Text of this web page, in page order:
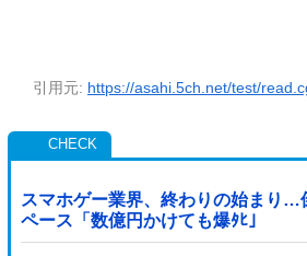
引用元: https://asahi.5ch.net/test/
スマホゲー業界、終わりの始まり…
ペース「数億円かけても爆ﾀﾋ」